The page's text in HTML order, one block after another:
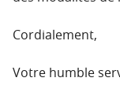
Cordialement,
Votre humble